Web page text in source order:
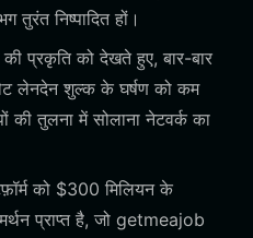
निष्पादित हों।
प्रकृति को देखते हुए, बार-बार
लेनदेन शुल्क के घर्षण को कम
की तुलना में सोलाना नेटवर्क का
को $300 मिलियन के
प्राप्त है, जो getmeajob